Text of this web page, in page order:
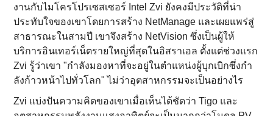
งานกับไมโครโปรเซสเซอร์ Intel Zvi ยังคงมีประวัติที่น่า
ประทับใจของเขาโดยการสร้าง NetManage และเผยแพร่สู่
สาธารณะในสามปี เขาจึงสร้าง NetVision ซึ่งเป็นผู้ให้
บริการอินเทอร์เน็ตรายใหญ่ที่สุดในอิสราเอล ตั้งแต่ช่วงแรก
Zvi รู้ว่าเขา "กําลังมองหาที่จะอยู่ในตําแหน่งผู้บุกเบิกซึ่งกํา
ลังก้าวหน้าไปทั่วโลก" ไม่ว่าอุตสาหกรรมจะเป็นอย่างไร
Zvi แบ่งปันความคิดของเขาเมื่อเห็นได้ชัดว่า Tigo และ